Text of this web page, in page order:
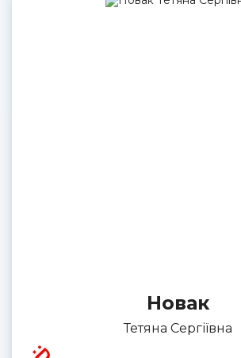
Новак
Тетяна Сергіївна